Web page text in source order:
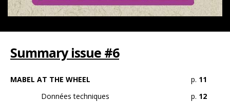
Summary issue #6
MABEL AT THE WHEEL p. 11
Données techniques
p. 12